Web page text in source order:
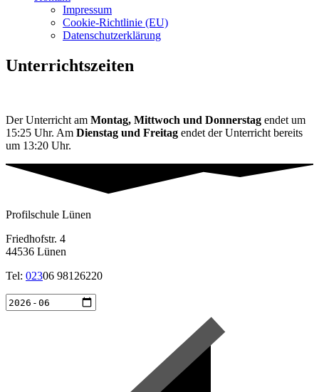
Impressum
Cookie-Richtlinie (EU)
Datenschutzerklärung
Unterrichtszeiten
Der Unterricht am Montag, Mittwoch und Donnerstag endet um
15:25 Uhr. Am Dienstag und Freitag endet der Unterricht bereits
um 13:20 Uhr.
Profilschule Lünen
Friedhofstr. 4
44536 Lünen
Tel: 02306 98126220